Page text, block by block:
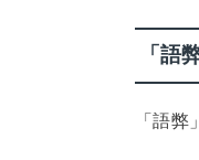
「語
「語